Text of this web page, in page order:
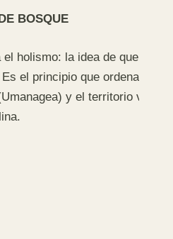
BOSQUE
el holismo: la idea de que los
el principio que ordena
y el territorio vivo